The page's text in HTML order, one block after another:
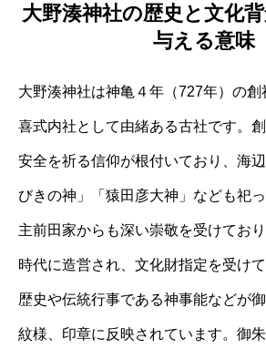
大野湊神社の歴史と文化
与える意味
大野湊神社は神亀４年（727年）の
喜式内社として由緒ある古社です。
安全を祈る信仰が根付いており、海
びきの神」「猿田彦大神」なども祀
主前田家からも深い崇敬を受けてお
時代に造営され、文化財指定を受け
歴史や伝統行事である神事能などが
紋様、印章に反映されています。御